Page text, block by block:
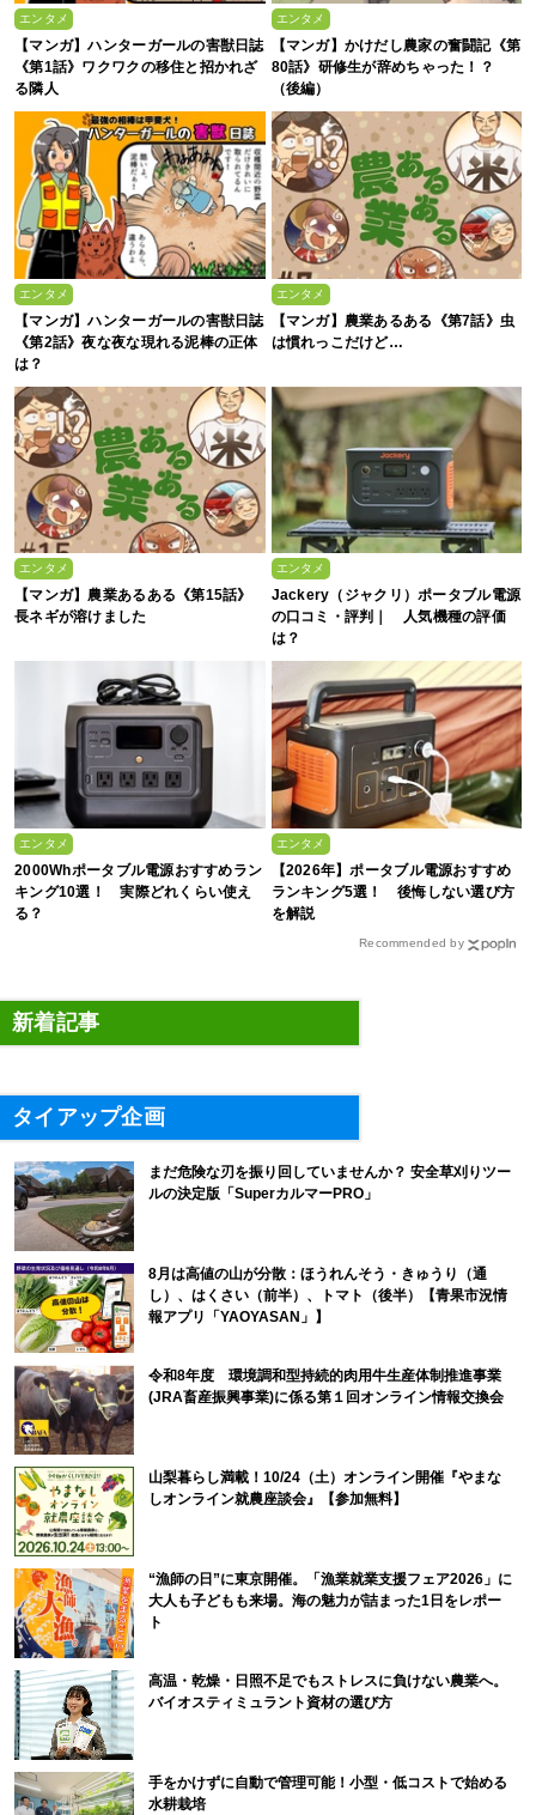
エンタメ
【マンガ】ハンターガールの害獣日誌
《第1話》ワクワクの移住と招かれざ
る隣人
エンタメ
【マンガ】かけだし農家の奮闘記《第
80話》研修生が辞めちゃった！？
（後編）
エンタメ
【マンガ】ハンターガールの害獣日誌
《第2話》夜な夜な現れる泥棒の正体
は？
エンタメ
【マンガ】農業あるある《第7話》虫
は慣れっこだけど…
エンタメ
【マンガ】農業あるある《第15話》
長ネギが溶けました
エンタメ
Jackery（ジャクリ）ポータブル電源
の口コミ・評判｜ 人気機種の評価
は？
エンタメ
2000Whポータブル電源おすすめラン
キング10選！ 実際どれくらい使え
る？
エンタメ
【2026年】ポータブル電源おすすめ
ランキング5選！ 後悔しない選び方
を解説
Recommended by
新着記事
タイアップ企画
まだ危険な刃を振り回していませんか？ 安全草刈りツー
ルの決定版「SuperカルマーPRO」
8月は高値の山が分散：ほうれんそう・きゅうり（通
し）、はくさい（前半）、トマト（後半）【青果市況情
報アプリ「YAOYASAN」】
令和8年度 環境調和型持続的肉用牛生産体制推進事業
(JRA畜産振興事業)に係る第１回オンライン情報交換会
山梨暮らし満載！10/24（土）オンライン開催『やまな
しオンライン就農座談会』【参加無料】
“漁師の日”に東京開催。「漁業就業支援フェア2026」に
大人も子どもも来場。海の魅力が詰まった1日をレポー
ト
高温・乾燥・日照不足でもストレスに負けない農業へ。
バイオスティミュラント資材の選び方
手をかけずに自動で管理可能！小型・低コストで始める
水耕栽培